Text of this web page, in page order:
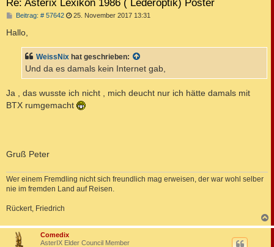
Re: Asterix Lexikon 1986 ( Lederoptik) Poster
Beitrag: # 57642B
r
a
25. November 2017 13:31
Hallo,
WeissNix hat geschrieben:
Und da es damals kein Internet gab,
Ja , das wusste ich nicht , mich deucht nur ich hätte damals mit
BTX rumgemacht
Gruß Peter
Wer einem Fremdling nicht sich freundlich mag erweisen, der war wohl selber
nie im fremden Land auf Reisen.
Rückert, Friedrich
a
Comedix
AsterIX Elder Council Member